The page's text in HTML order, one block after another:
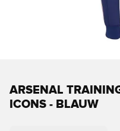
ARSENAL
ICONS - BLAUW